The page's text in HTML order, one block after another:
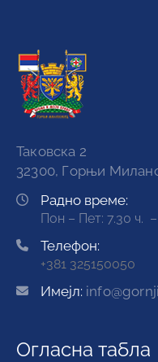
Таковска 2
32300, Горњи
Радно време:
Пон – Пет: 7.30 ч. –
Телефон:
+381 325150050
Имејл:
Огласна табла